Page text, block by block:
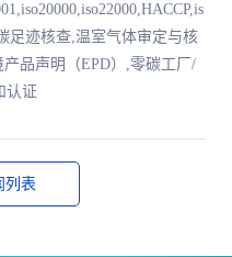
足迹核查,温室气体审定与核
产品声明（EPD）,零碳工厂/
认证
列表